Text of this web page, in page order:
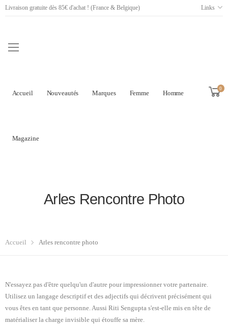
Livraison gratuite dès 85€ d'achat ! (France & Belgique) Links
Accueil Nouveautés Marques Femme Homme
Magazine
0
Arles Rencontre Photo
Accueil Arles rencontre photo
N'essayez pas d'être quelqu'un d'autre pour impressionner votre partenaire.
Utilisez un langage descriptif et des adjectifs qui décrivent précisément qui
vous êtes en tant que personne. Aussi Riti Sengupta s'est-elle mis en tête de
matérialiser la charge invisible qui étouffe sa mère.